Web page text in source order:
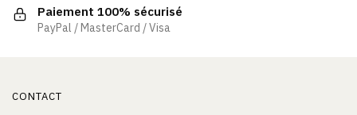
page
du
Paiement 100% sécurisé
PayPal / MasterCard / Visa
CONTACT